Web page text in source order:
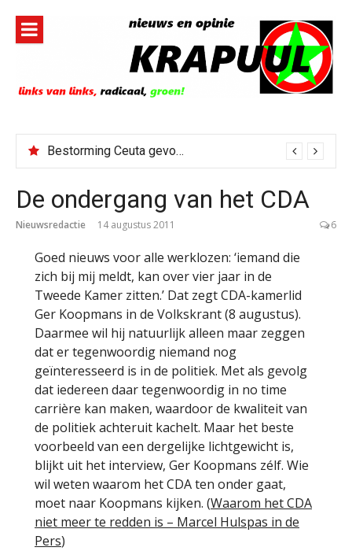
inhoud
Bestorming Ceuta gevolg van op sociale media verspreide hoax?
De ondergang van het CDA
Nieuwsredactie 14 augustus 2011 6
Goed nieuws voor alle werklozen: ‘iemand die
zich bij mij meldt, kan over vier jaar in de
Tweede Kamer zitten.’ Dat zegt CDA-kamerlid
Ger Koopmans in de Volkskrant (8 augustus).
Daarmee wil hij natuurlijk alleen maar zeggen
dat er tegenwoordig niemand nog
geïnteresseerd is in de politiek. Met als gevolg
dat iedereen daar tegenwoordig in no time
carrière kan maken, waardoor de kwaliteit van
de politiek achteruit kachelt. Maar het beste
voorbeeld van een dergelijke lichtgewicht is,
blijkt uit het interview, Ger Koopmans zélf. Wie
wil weten waarom het CDA ten onder gaat,
moet naar Koopmans kijken. (Waarom het CDA
niet meer te redden is – Marcel Hulspas in de
Pers)